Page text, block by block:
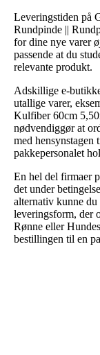
Leveringstiden på
Rundpinde ||
for dine nye varer
passende at du
relevante produkt.
Adskillige e-
utallige varer,
Kulfiber 60cm
nødvendiggør at
med hensynstagen
pakkepersonalet
En hel del firmaer
det under
alternativ kunne du
leveringsform, der
Rønne eller
bestillingen til en